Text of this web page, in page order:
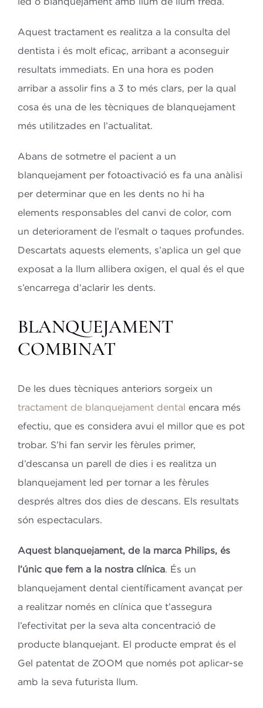
Aquest tractament es realitza a la consulta del
dentista i és molt eficaç, arribant a aconseguir
resultats immediats. En una hora es poden
arribar a assolir fins a 3 to més clars, per la qual
cosa és una de les tècniques de blanquejament
més utilitzades en l’actualitat.
Abans de sotmetre el pacient a un
blanquejament per fotoactivació es fa una anàlisi
per determinar que en les dents no hi ha
elements responsables del canvi de color, com
un deteriorament de l’esmalt o taques profundes.
Descartats aquests elements, s’aplica un gel que
exposat a la llum allibera oxigen, el qual és el que
s’encarrega d’aclarir les dents.
BLANQUEJAMENT
COMBINAT
De les dues tècniques anteriors sorgeix un
tractament de blanquejament dental encara més
efectiu, que es considera avui el millor que es pot
trobar. S’hi fan servir les fèrules primer,
d’descansa un parell de dies i es realitza un
blanquejament led per tornar a les fèrules
després altres dos dies de descans. Els resultats
són espectaculars.
Aquest blanquejament, de la marca Philips, és
l’únic que fem a la nostra clínica. És un
blanquejament dental científicament avançat per
a realitzar només en clínica que t’assegura
l’efectivitat per la seva alta concentració de
producte blanquejant. El producte emprat és el
Gel patentat de ZOOM que només pot aplicar-se
amb la seva futurista llum.